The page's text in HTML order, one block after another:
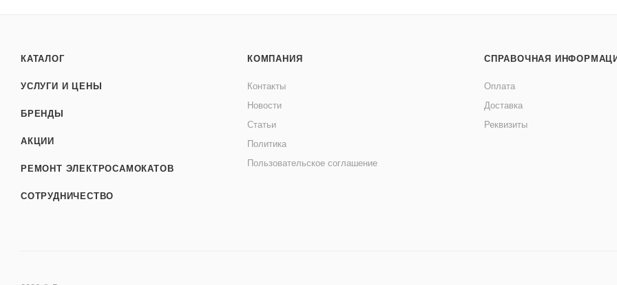
КАТАЛОГ
УСЛУГИ И ЦЕНЫ
БРЕНДЫ
АКЦИИ
РЕМОНТ ЭЛЕКТРОСАМОКАТОВ
СОТРУДНИЧЕСТВО
КОМПАНИЯ
Контакты
Новости
Статьи
Политика
Пользовательское соглашение
СПРАВОЧНАЯ
Оплата
Доставка
Реквизиты